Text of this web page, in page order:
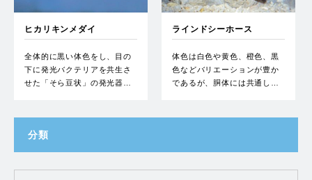
ヒカリキンメダイ
全体的に黒い体色をし、目の
下に発光バクテリアを共生さ
せた「そら豆状」の発光器…
ラインドシーホース
体色は白色や黄色、橙色、黒
色などバリエーションが豊か
であるが、胴体には共通し…
分類